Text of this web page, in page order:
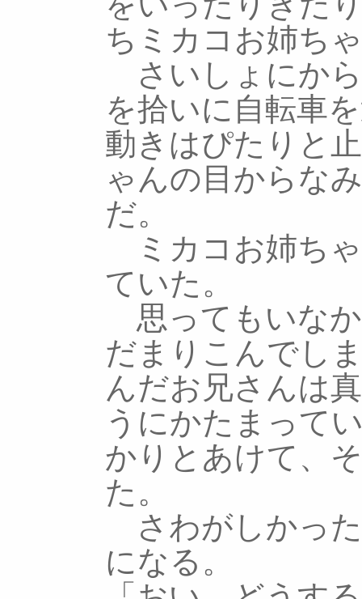
ちミカコお姉ち
さいしょにか
を拾いに自転車
動きはぴたりと
ゃんの目からな
だ。
ミカコお姉ち
ていた。
思ってもいな
だまりこんでし
んだお兄さんは
うにかたまって
かりとあけて、
た。
さわがしかっ
になる。